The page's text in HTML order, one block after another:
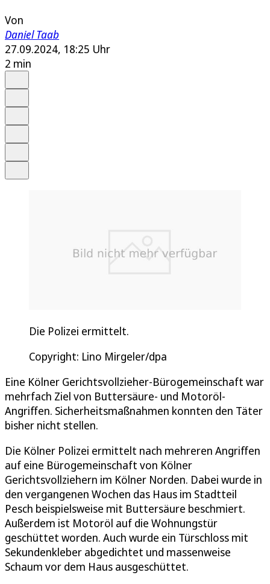
Von
Daniel Taab
27.09.2024, 18:25 Uhr
2 min
Die Polizei ermittelt.
Copyright: Lino Mirgeler/dpa
Eine Kölner Gerichtsvollzieher-Bürogemeinschaft war
mehrfach Ziel von Buttersäure- und Motoröl-
Angriffen. Sicherheitsmaßnahmen konnten den Täter
bisher nicht stellen.
Die Kölner Polizei ermittelt nach mehreren Angriffen
auf eine Bürogemeinschaft von Kölner
Gerichtsvollziehern im Kölner Norden. Dabei wurde in
den vergangenen Wochen das Haus im Stadtteil
Pesch beispielsweise mit Buttersäure beschmiert.
Außerdem ist Motoröl auf die Wohnungstür
geschüttet worden. Auch wurde ein Türschloss mit
Sekundenkleber abgedichtet und massenweise
Schaum vor dem Haus ausgeschüttet.